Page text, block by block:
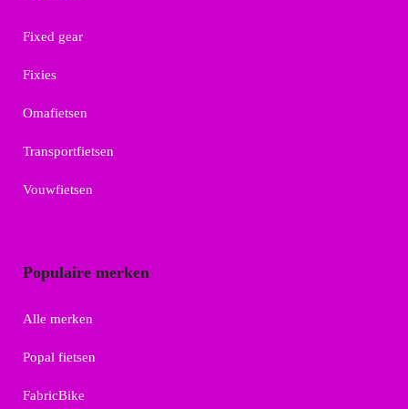
Fixed gear
Fixies
Omafietsen
Transportfietsen
Vouwfietsen
Populaire merken
Alle merken
Popal fietsen
FabricBike